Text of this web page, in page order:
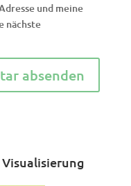
und meine
nächste